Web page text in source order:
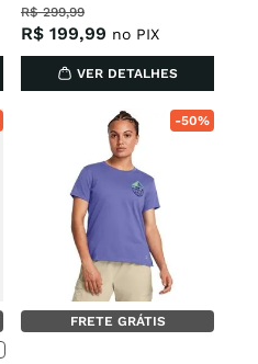
R$ 299,99
R$ 199,99 no PIX
VER DETALHES
-50%
FRETE GRÁTIS